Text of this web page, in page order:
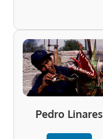
Pedro Linares